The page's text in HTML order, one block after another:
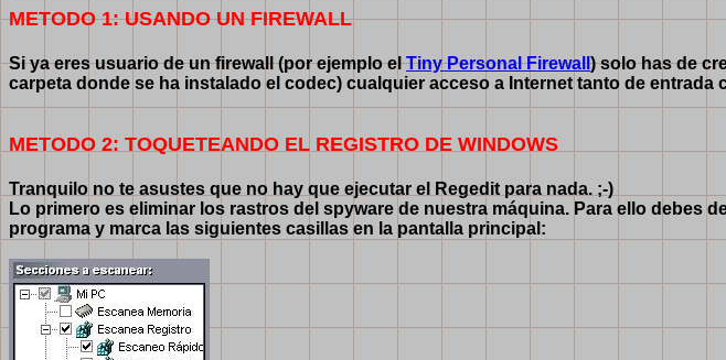
METODO 1: USANDO UN FIREWALL
Si ya eres usuario de un firewall (por ejemplo elTiny Personal Firewall) solo has de
carpeta donde se ha instalado el codec) cualquier acceso a Internet tanto de
METODO 2: TOQUETEANDO EL REGISTRO DE WINDOWS
Tranquilo no te asustes que no hay que ejecutar el Regedit para nada. ;-)
Lo primero es eliminar los rastros del spyware de nuestra máquina. Para ello debes
programa y marca las siguientes casillas en la pantalla principal: